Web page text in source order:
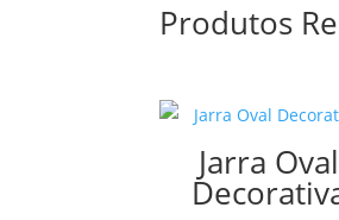
Produtos
Jarra Oval